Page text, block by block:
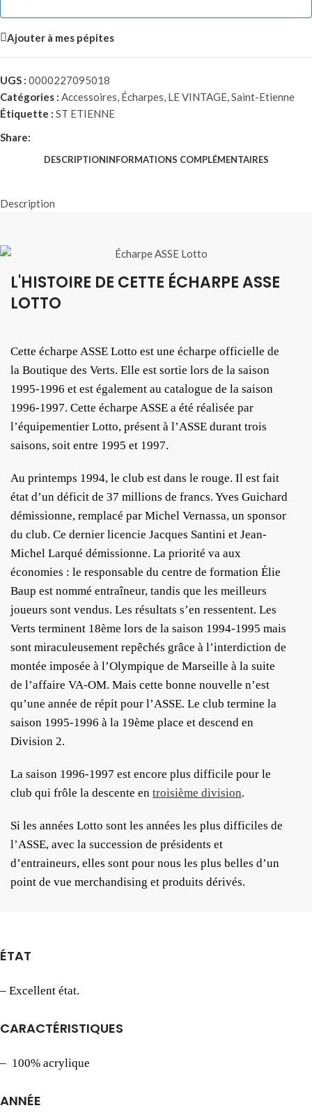
Ajouter à mes pépites
UGS : 0000227095018
Catégories : Accessoires, Écharpes, LE VINTAGE,Saint-Etienne
Étiquette : ST ETIENNE
Share:
DESCRIPTIONINFORMATIONS COMPLÉMENTAIRES
Description
L'HISTOIRE DE CETTE ÉCHARPE ASSE
LOTTO
Cette écharpe ASSE Lotto est une écharpe officielle de
la Boutique des Verts. Elle est sortie lors de la saison
1995-1996 et est également au catalogue de la saison
1996-1997. Cette écharpe ASSE a été réalisée par
l’équipementier Lotto, présent à l’ASSE durant trois
saisons, soit entre 1995 et 1997.
Au printemps 1994, le club est dans le rouge. Il est fait
état d’un déficit de 37 millions de francs. Yves Guichard
démissionne, remplacé par Michel Vernassa, un sponsor
du club. Ce dernier licencie Jacques Santini et Jean-
Michel Larqué démissionne. La priorité va aux
économies : le responsable du centre de formation Élie
Baup est nommé entraîneur, tandis que les meilleurs
joueurs sont vendus. Les résultats s’en ressentent. Les
Verts terminent 18ème lors de la saison 1994-1995 mais
sont miraculeusement repêchés grâce à l’interdiction de
montée imposée à l’Olympique de Marseille à la suite
de l’affaire VA-OM. Mais cette bonne nouvelle n’est
qu’une année de répit pour l’ASSE. Le club termine la
saison 1995-1996 à la 19ème place et descend en
Division 2.
La saison 1996-1997 est encore plus difficile pour le
club qui frôle la descente en troisième division.
Si les années Lotto sont les années les plus difficiles de
l’ASSE, avec la succession de présidents et
d’entraineurs, elles sont pour nous les plus belles d’un
point de vue merchandising et produits dérivés.
ÉTAT
– Excellent état.
CARACTÉRISTIQUES
– 100% acrylique
ANNÉE